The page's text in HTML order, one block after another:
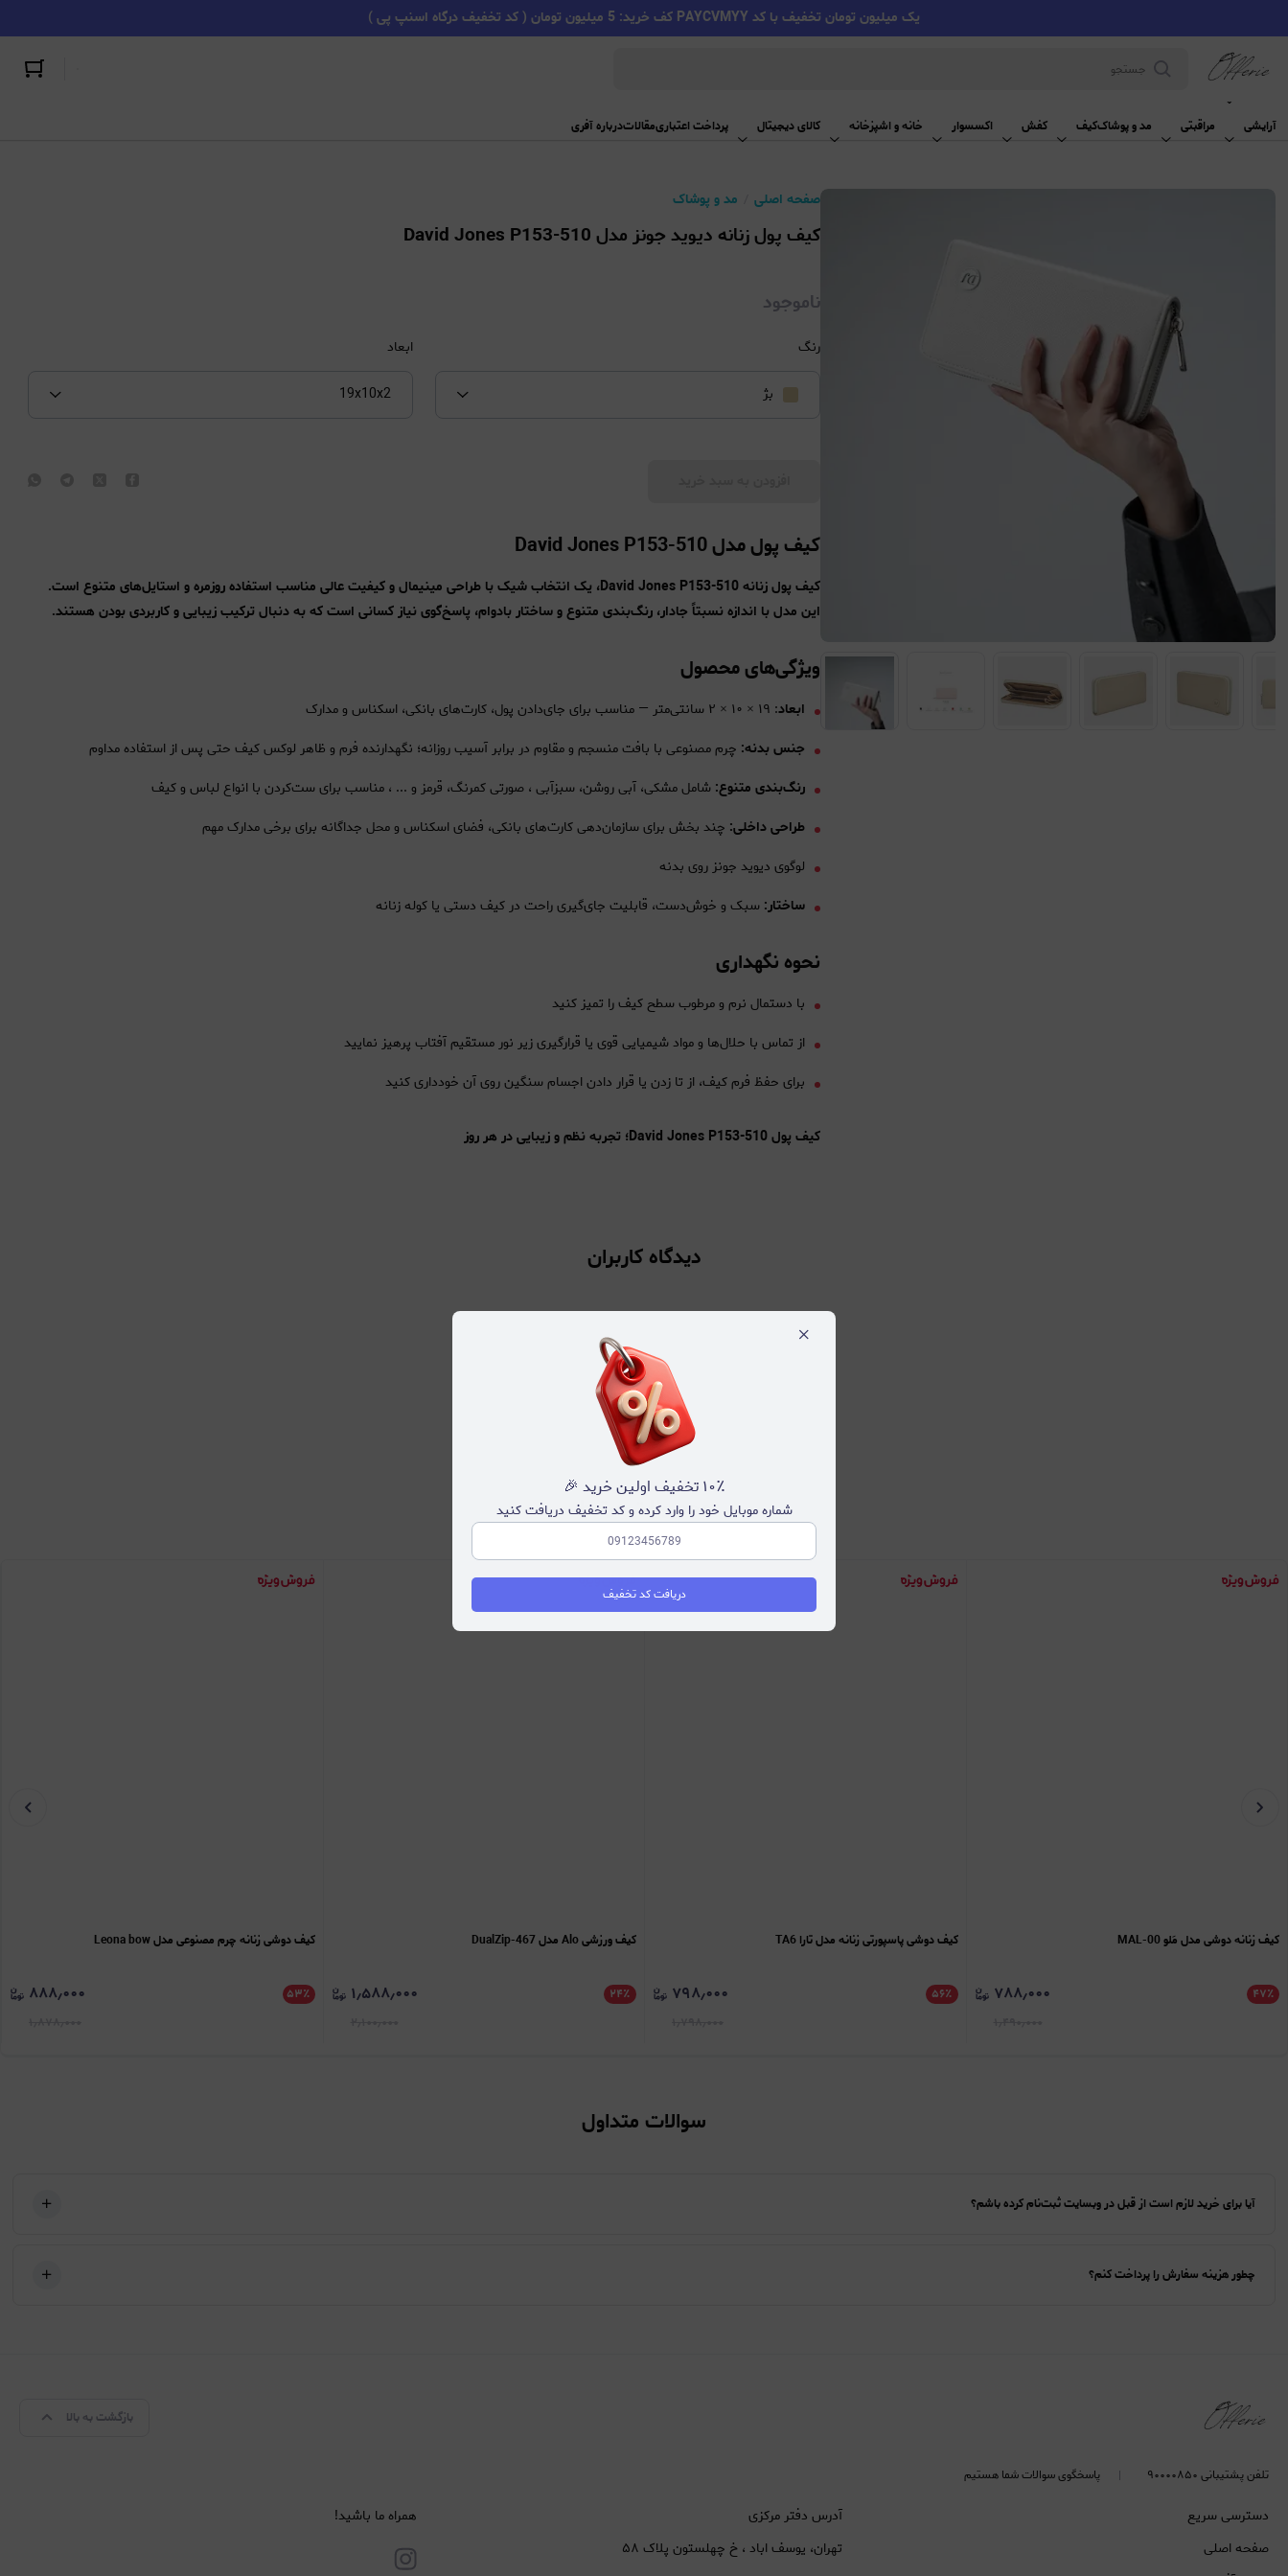
یک میلیون تومان تخفیف با کد PAYCVMYY کف خرید: 5 میلیون تومان ( کد تخفیف درگاه اسنپ پی )
آرایشی مراقبتی مد و پوشاککیف کفش اکسسوار خانه و اشپزخانه کالای دیجیتال پرداخت اعتباریمقالاتدرباره آفری
صفحه اصلی مد و پوشاک
کیف پول زنانه دیوید جونز مدل David Jones P153-510
ناموجود
رنگ
بژ
ابعاد
19x10x2
کیف پول مدل David Jones P153-510
کیف پول زنانه David Jones P153-510، یک انتخاب شیک با طراحی مینیمال و کیفیت عالی مناسب استفاده روزمره و استایل‌های متنوع است.
این مدل با اندازه نسبتاً جادار، رنگ‌بندی متنوع و ساختار بادوام، پاسخ‌گوی نیاز کسانی است که به دنبال ترکیب زیبایی و کاربردی بودن هستند.
ویژگی‌های محصول
ابعاد: ۱۹ × ۱۰ × ۲ سانتی‌متر — مناسب برای جای‌دادن پول، کارت‌های بانکی، اسکناس و مدارک
جنس بدنه: چرم مصنوعی با بافت منسجم و مقاوم در برابر آسیب روزانه؛ نگهدارنده فرم و ظاهر لوکس کیف حتی پس از استفاده مداوم
رنگ‌بندی متنوع: شامل مشکی، آبی روشن، سبزآبی ، صورتی کمرنگ، قرمز و ... ، مناسب برای ست‌کردن با انواع لباس و کیف
طراحی داخلی: چند بخش برای سازمان‌دهی کارت‌های بانکی، فضای اسکناس و محل جداگانه برای برخی مدارک مهم
لوگوی دیوید جونز روی بدنه
ساختار: سبک و خوش‌دست، قابلیت جای‌گیری راحت در کیف دستی یا کوله زنانه
نحوه نگهداری
با دستمال نرم و مرطوب سطح کیف را تمیز کنید
از تماس با حلال‌ها و مواد شیمیایی قوی یا قرارگیری زیر نور مستقیم آفتاب پرهیز نمایید
برای حفظ فرم کیف، از تا زدن یا قرار دادن اجسام سنگین روی آن خودداری کنید
کیف پول David Jones P153-510؛ تجربه نظم و زیبایی در هر روز
دیدگاه کاربران
محصولات مرتبط
کیف زنانه دوشی مدل مَلو MAL-00
۴۷٪ ۷۸۸٫۰۰۰
کیف دوشی پاسپورتی زنانه مدل تارا TA6
۵۶٪ ۷۹۸٫۰۰۰
کیف ورزشی Alo مدل DualZip-467
۲۴٪ ۱٫۵۸۸٫۰۰۰
کیف دوشی زنانه چرم مصنوعی مدل Leona bow
۵۳٪ ۸۸۸٫۰۰۰
سوالات متداول
آیا برای خرید لازم است از قبل در وبسایت ثبت‌نام کرده باشم؟
چطور هزینه سفارش را پرداخت کنم؟
بازگشت به بالا
تلفن پشتیبانی ۹۰۰۰۰۸۵۰ پاسخگوی سوالات شما هستیم
دسترسی سریع
صفحه اصلی
آدرس دفتر مرکزی
تهران، یوسف اباد ، خ چهلستون پلاک ۵۸
همراه ما باشید!
×
۱۰٪ تخفیف اولین خرید 🎉
شماره موبایل خود را وارد کرده و کد تخفیف دریافت کنید
دریافت کد تخفیف